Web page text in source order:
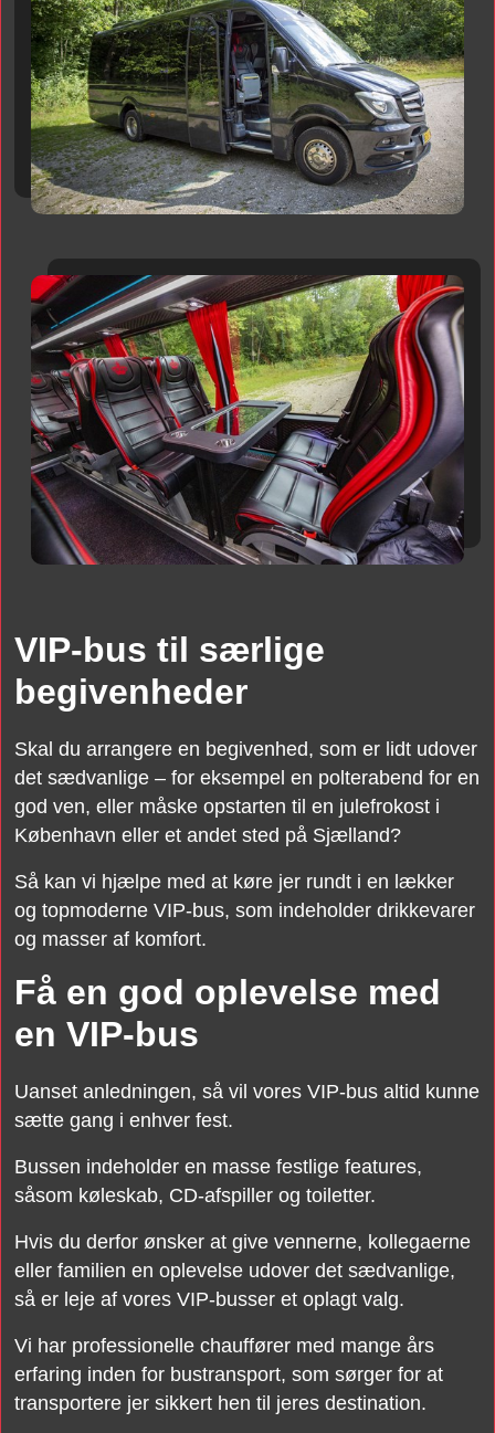
VIP-bus til særlige
begivenheder
Skal du arrangere en begivenhed, som er lidt udover
det sædvanlige – for eksempel en polterabend for en
god ven, eller måske opstarten til en julefrokost i
København eller et andet sted på Sjælland?
Så kan vi hjælpe med at køre jer rundt i en lækker
og topmoderne VIP-bus, som indeholder drikkevarer
og masser af komfort.
Få en god oplevelse med
en VIP-bus
Uanset anledningen, så vil vores VIP-bus altid kunne
sætte gang i enhver fest.
Bussen indeholder en masse festlige features,
såsom køleskab, CD-afspiller og toiletter.
Hvis du derfor ønsker at give vennerne, kollegaerne
eller familien en oplevelse udover det sædvanlige,
så er leje af vores VIP-busser et oplagt valg.
Vi har professionelle chauffører med mange års
erfaring inden for bustransport, som sørger for at
transportere jer sikkert hen til jeres destination.